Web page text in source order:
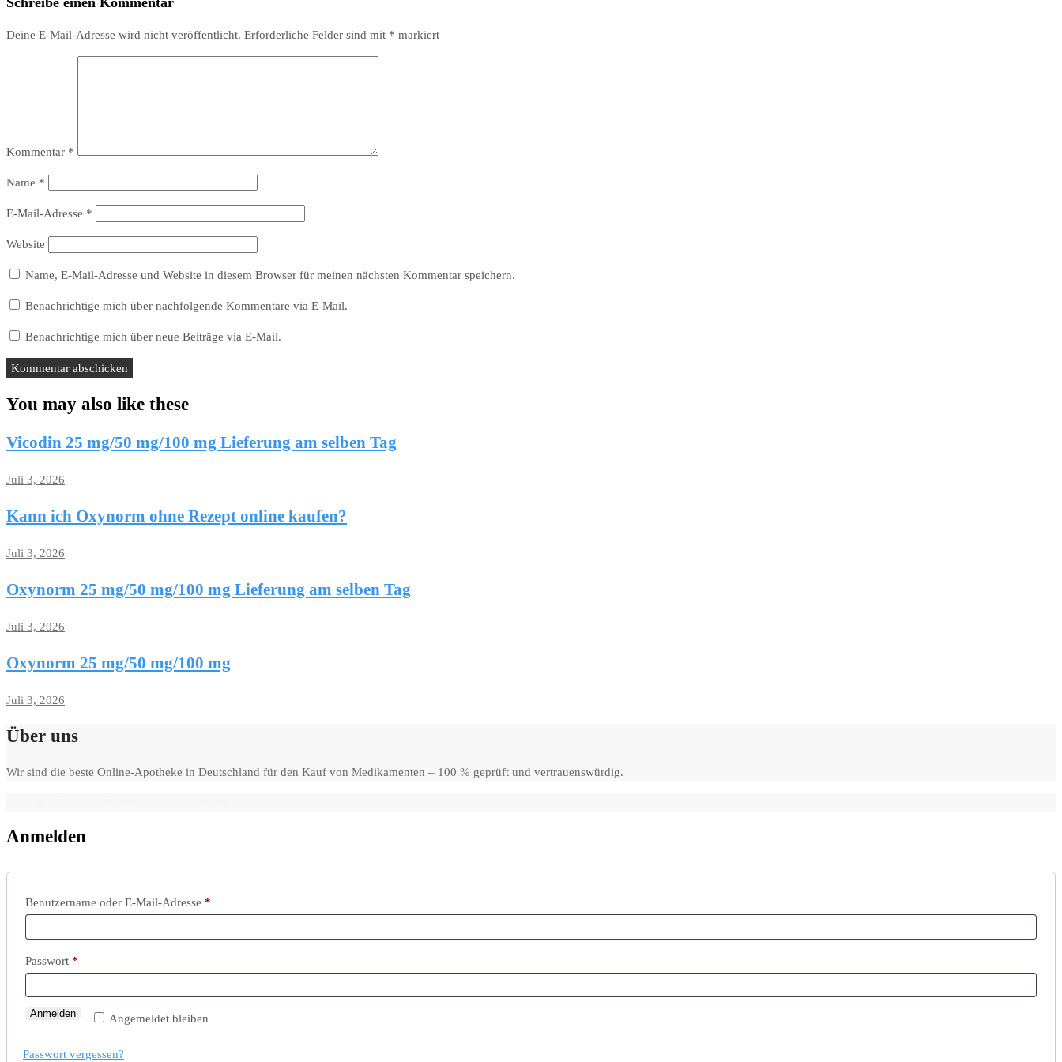
Deine E-Mail-Adresse wird nicht veröffentlicht. Erforderliche Felder sind mit * markiert
Kommentar *
Name *
E-Mail-Adresse *
Website
Name, E-Mail-Adresse und Website in diesem Browser für meinen nächsten Kommentar speichern.
Benachrichtige mich über nachfolgende Kommentare via E-Mail.
Benachrichtige mich über neue Beiträge via E-Mail.
You may also like these
Vicodin 25 mg/50 mg/100 mg Lieferung am selben Tag
Juli 3, 2026
Kann ich Oxynorm ohne Rezept online kaufen?
Juli 3, 2026
Oxynorm 25 mg/50 mg/100 mg Lieferung am selben Tag
Juli 3, 2026
Oxynorm 25 mg/50 mg/100 mg
Juli 3, 2026
Über uns
Wir sind die beste Online-Apotheke in Deutschland für den Kauf von Medikamenten – 100 % geprüft und vertrauenswürdig.
Anmelden
Benutzername oder E-Mail-Adresse *
Passwort *
Angemeldet bleiben
Anmelden
Passwort vergessen?